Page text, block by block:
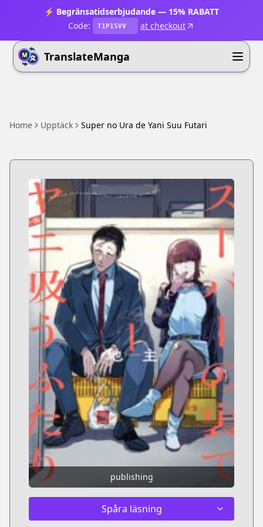
⚡ Begränsatidserbjudande — 15% RABATT
Code:
T1P15VV at checkout
TranslateManga
Home Upptäck Super no Ura de Yani Suu Futari
publishing
Spåra läsning